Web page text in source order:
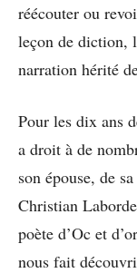
réécouter ou
leçon de diction,
narration hérité
Pour les dix ans
a droit à de
son épouse, de
Christian
poète d’Oc et
nous fait